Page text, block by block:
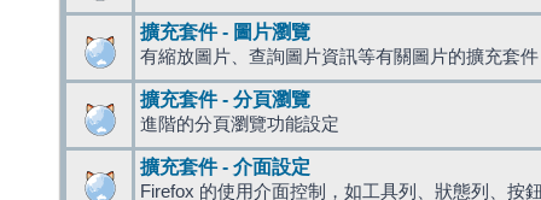
擴充套件 - 圖片瀏覽
有縮放圖片、查詢圖片資訊等有關圖片的擴充套件
擴充套件 - 分頁瀏覽
進階的分頁瀏覽功能設定
擴充套件 - 介面設定
Firefox 的使用介面控制，如工具列、狀態列、按